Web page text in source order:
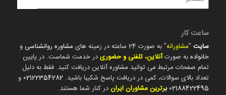
ساعت کار
سایت"مشاورانه" به صورت 24 ساعته در زمینه های مشاوره روانشناسی و
خانوادهبه صورتآنلاین، تلفنی و حضوریدر خدمت شماست. در پایین
تمام صفحات مرتبط می توانید مشاوره آنلاین دریافت کنید. فقط به دلیل
تعداد بالای سوالات، کمی در دریافت پاسخ شکیبا باشید. 02122354282 و
02188422495 برترین مشاوران ایراندر کنار شما هستند.